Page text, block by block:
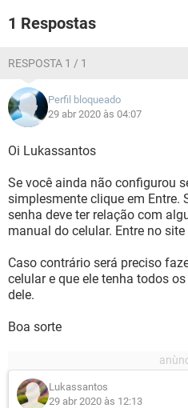
1 Respostas
RESPOSTA 1 / 1
Perfil bloqueado
29 abr 2020 às 04:07
Oi Lukassantos
Se você ainda não configurou
simplesmente clique em Entre.
senha deve ter relação com
manual do celular. Entre no
Caso contrário será preciso
celular e que ele tenha todos
dele.
Boa sorte
Lukassantos
29 abr 2020 às 12:13